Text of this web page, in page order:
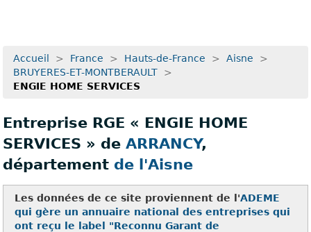
Accueil > France > Hauts-de-France > Aisne
>
BRUYERES-ET-MONTBERAULT
>
ENGIE HOME SERVICES
Entreprise RGE « ENGIE HOME
SERVICES » deARRANCY,
département de l'Aisne
Les données de ce site proviennent de l'ADEME
qui gère un annuaire national des entreprises qui
ont reçu le label "Reconnu Garant de